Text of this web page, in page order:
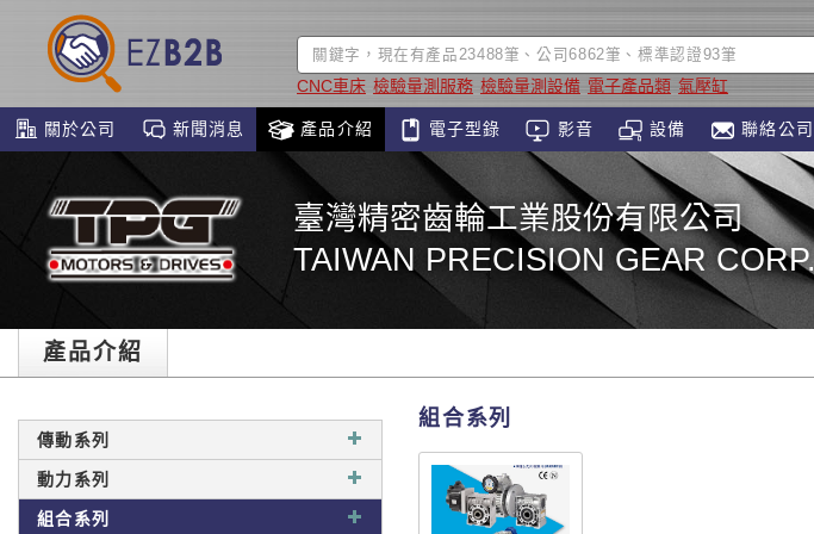
CNC車床 檢驗量測服務 檢驗量測設備 電子產品類 氣壓缸
關於公司 新聞消息 產品介紹 電子型錄 影音 設備 聯絡公司
臺灣精密齒輪工業股份有限公司
TAIWAN PRECISION GEAR CORP.
產品介紹
傳動系列
動力系列
組合系列
組合系列